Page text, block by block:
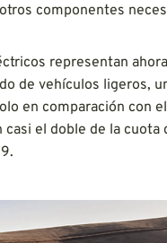
componentes
representan
de vehículos ligeros,
en comparación con
casi el doble de la cuota